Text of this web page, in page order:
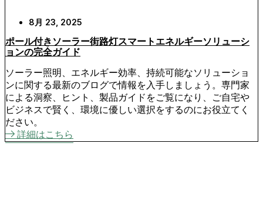
8月 23, 2025
ポール付きソーラー街路灯スマートエネルギーソリューシ
ョンの完全ガイド
ソーラー照明、エネルギー効率、持続可能なソリューショ
ンに関する最新のブログで情報を入手しましょう。専門家
による洞察、ヒント、製品ガイドをご覧になり、ご自宅や
ビジネスで賢く、環境に優しい選択をするのにお役立てく
ださい。
詳細はこちら